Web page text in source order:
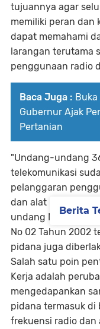
tujuannya agar
memiliki peran dan
dapat memahami
larangan terutama
penggunaan radio
Baca Juga :
Gubernur Ajak
Pertanian
"Undang-undang
telekomunikasi
pelanggaran
dan alat perangkat
undang No 03
No 02 Tahun 2002
pidana juga
Salah satu poin
Kerja adalah
mengedapankan
pidana termasuk
frekuensi radio
Berita